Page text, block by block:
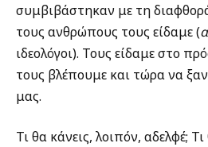
συμβιβάστηκαν με τη
τους ανθρώπους τους είδαμε (
ιδεολόγοι). Τους είδαμε στο
τους βλέπουμε και τώρα να
μας.
Τι θα κάνεις, λοιπόν, αδελφέ;